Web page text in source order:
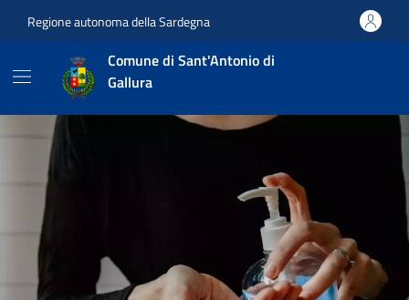
Regione autonoma della Sardegna
Comune di Sant'Antonio di
Gallura